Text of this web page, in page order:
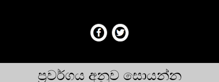
ප්‍රවර්ගය අනුව සොයන්න